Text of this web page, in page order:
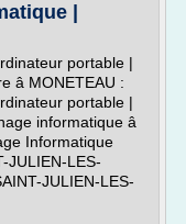
|
portable |
â MONETEAU :
portable |
informatique â
Informatique
JULIEN-LES-
JULIEN-LES-